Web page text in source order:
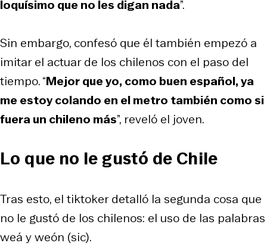
loquísimo que no les digan nada”.
Sin embargo, confesó que él también empezó a
imitar el actuar de los chilenos con el paso del
tiempo. “Mejor que yo, como buen español, ya
me estoy colando en el metro también como si
fuera un chileno más”, reveló el joven.
Lo que no le gustó de Chile
Tras esto, el tiktoker detalló la segunda cosa que
no le gustó de los chilenos: el uso de las palabras
weá y weón (sic).